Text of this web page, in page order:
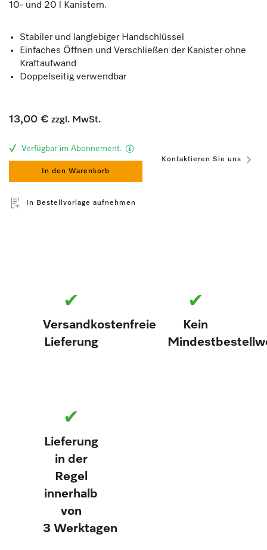
10- und 20 l Kanistern.
Stabiler und langlebiger Handschlüssel
Einfaches Öffnen und Verschließen der Kanister ohne
Kraftaufwand
Doppelseitig verwendbar
13,00 € zzgl. MwSt.
Verfügbar im Abonnement.
In den Warenkorb
Kontaktieren Sie uns
In Bestellvorlage aufnehmen
✔
Versandkostenfreie
Lieferung
✔
Kein
✔
Lieferung
in der
Regel
innerhalb
von
3 Werktagen